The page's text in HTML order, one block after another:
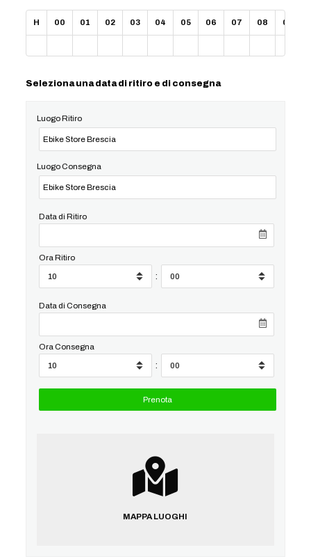
H 00 01 02 03 04 05 06 07 08 09
Seleziona una data di ritiro e di consegna
Luogo Ritiro
Luogo Consegna
Data di Ritiro
Ora Ritiro
:
Data di Consegna
Ora Consegna
:
MAPPA LUOGHI